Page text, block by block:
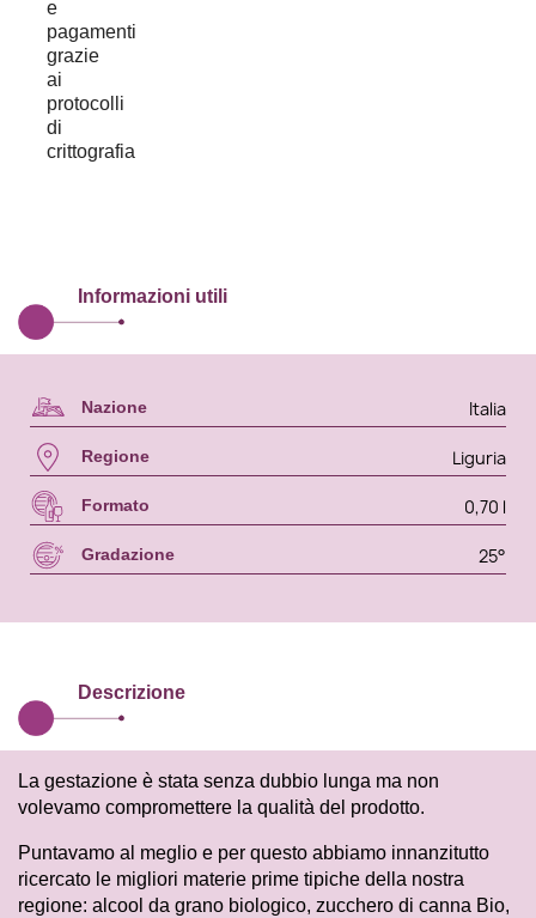
Informazioni utili
Nazione Italia
Regione Liguria
Formato 0,70 l
Gradazione 25°
Descrizione
La gestazione è stata senza dubbio lunga ma non
volevamo compromettere la qualità del prodotto.
Puntavamo al meglio e per questo abbiamo innanzitutto
ricercato le migliori materie prime tipiche della nostra
regione: alcool da grano biologico, zucchero di canna Bio,